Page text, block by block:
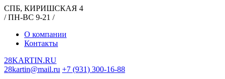
СПБ, КИРИШСКАЯ 4
/ ПН-ВС 9-21 /
О компании
Контакты
28KARTIN.RU
28kartin@mail.ru +7 (931) 300-16-88